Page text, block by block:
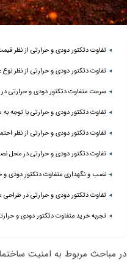
تفاوت دتکتور دودی و حرارتی از نظر
تفاوت دتکتور دودی و حرارتی از نظر
سرعت متفاوت دتکتور دودی و حرارتی
تفاوت دتکتور دودی و حرارتی با توجه به
تفاوت دتکتور دودی و حرارتی از نظر
تفاوت دتکتور دودی و حرارتی در محل
نصب و نگهداری متفاوت دتکتور دودی و
تفاوت دتکتور دودی و حرارتی در طراحی
تجربه خرید متفاوت دتکتور دودی و
در مباحث مربوط به امنیت